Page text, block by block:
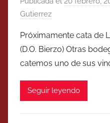
Gutierrez
Próximamente cata de
(D.O. Bierzo) Otras
catemos uno de sus
Seguir leyendo